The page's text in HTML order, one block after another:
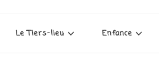
Le Tiers-lieu Enfance